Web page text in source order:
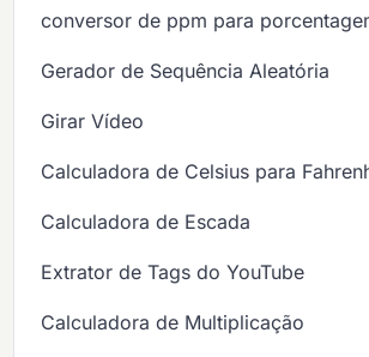
conversor de ppm para
Gerador de Sequência Aleatória
Girar Vídeo
Calculadora de Celsius para
Calculadora de Escada
Extrator de Tags do YouTube
Calculadora de Multiplicação